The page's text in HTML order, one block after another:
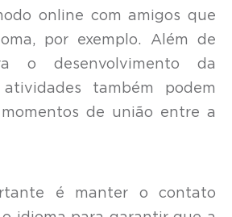
online com amigos que
por exemplo. Além de
o desenvolvimento da
também podem
de união entre a
é manter o contato